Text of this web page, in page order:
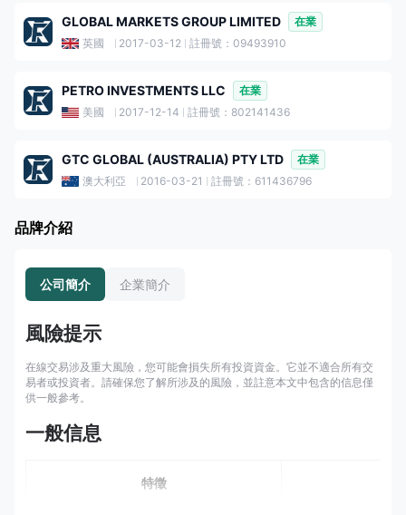
GLOBAL MARKETS GROUP LIMITED
在業
英國
2017-03-12 註冊號：09493910
PETRO INVESTMENTS LLC
在業
美國
2017-12-14 註冊號：802141436
GTC GLOBAL (AUSTRALIA) PTY LTD
在業
澳大利亞
2016-03-21 註冊號：611436796
品牌介紹
公司簡介 企業簡介
風險提示
在線交易涉及重大風險，您可能會損失所有投資資金。它並不適合所有交
易者或投資者。請確保您了解所涉及的風險，並註意本文中包含的信息僅
供一般參考。
一般信息
特徵